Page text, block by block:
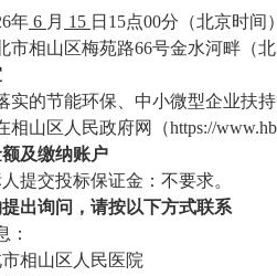
年 6 月 15 日 15点00分（北京时间
市相山区梅苑路66号金水河畔（
实的节能环保、中小微型企业扶
相山区人民政府网 （https://
及缴纳账户
提交投标保证金： 不要求。
出询问，请按以下方式联系
：
相山区人民医院